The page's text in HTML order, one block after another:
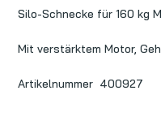
Schnecke.
Silo-Schnecke für 160 kg
Mit verstärktem Motor,
Artikelnummer 400927